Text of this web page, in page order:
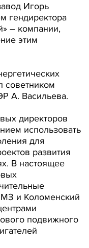
Игорь
гендиректора
– компании,
этим
советником
А. Васильева.
директоров
использовать
для
развития
В настоящее
и Коломенский
подвижного